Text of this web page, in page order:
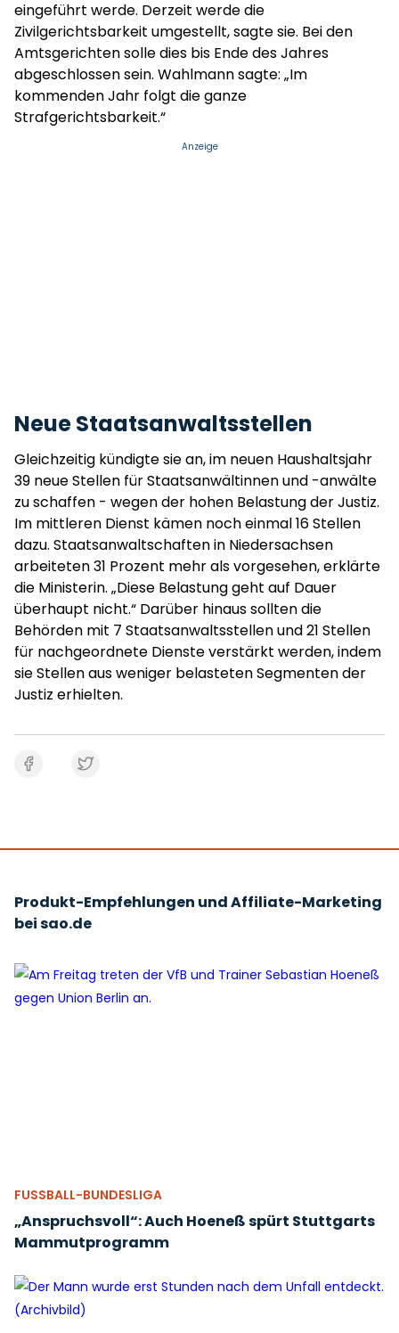
eingeführt werde. Derzeit werde die
Zivilgerichtsbarkeit umgestellt, sagte sie. Bei den
Amtsgerichten solle dies bis Ende des Jahres
abgeschlossen sein. Wahlmann sagte: „Im
kommenden Jahr folgt die ganze
Strafgerichtsbarkeit.“
Anzeige
Neue Staatsanwaltsstellen
Gleichzeitig kündigte sie an, im neuen Haushaltsjahr
39 neue Stellen für Staatsanwältinnen und -anwälte
zu schaffen - wegen der hohen Belastung der Justiz.
Im mittleren Dienst kämen noch einmal 16 Stellen
dazu. Staatsanwaltschaften in Niedersachsen
arbeiteten 31 Prozent mehr als vorgesehen, erklärte
die Ministerin. „Diese Belastung geht auf Dauer
überhaupt nicht.“ Darüber hinaus sollten die
Behörden mit 7 Staatsanwaltsstellen und 21 Stellen
für nachgeordnete Dienste verstärkt werden, indem
sie Stellen aus weniger belasteten Segmenten der
Justiz erhielten.
Produkt-Empfehlungen und Affiliate-Marketing
bei sao.de
FUSSBALL-BUNDESLIGA
„Anspruchsvoll“: Auch Hoeneß spürt Stuttgarts
Mammutprogramm